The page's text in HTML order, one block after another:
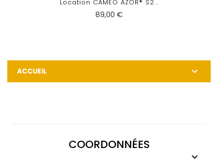
Location CAMEO AZOR® S2...
89,00 €
ACCUEIL 
COORDONNÉES
